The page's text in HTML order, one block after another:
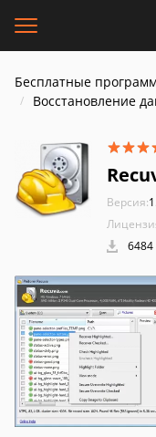
Бесплатные
Восстановление
Версия: